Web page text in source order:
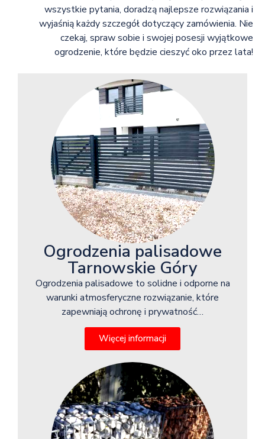
wszystkie pytania, doradzą najlepsze rozwiązania i
wyjaśnią każdy szczegół dotyczący zamówienia. Nie
czekaj, spraw sobie i swojej posesji wyjątkowe
ogrodzenie, które będzie cieszyć oko przez lata!
Ogrodzenia palisadowe
Tarnowskie Góry
Ogrodzenia palisadowe to solidne i odporne na
warunki atmosferyczne rozwiązanie, które
zapewniają ochronę i prywatność…
Więcej informacji